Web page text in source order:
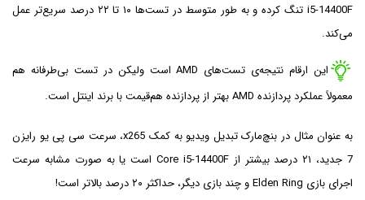
i5-14400F تنگ کرده و به طور متوسط در تست‌ها ۱۰ تا ۲۲ درصد سریع‌تر عمل
می‌کند.
این ارقام نتیجه‌ی تست‌های AMD است ولیکن در تست بی‌طرفانه هم
معمولاً عملکرد پردازنده AMD بهتر از پردازنده هم‌قیمت با برند اینتل است.
به عنوان مثال در بنچ‌مارک تبدیل ویدیو به کمک x265، سرعت سی پی یو رایزن
7 جدید، ۲۱ درصد بیشتر از Core i5-14400F است یا به صورت مشابه سرعت
اجرای بازی Elden Ring و چند بازی دیگر، حداکثر ۲۰ درصد بالاتر است!